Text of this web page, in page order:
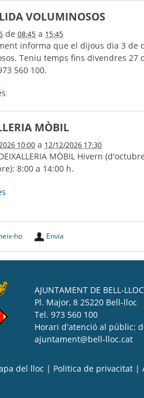
VOLUMINOSOS
de08:45 a 15:45
informa que el dijous dia 3 de
Teniu temps fins divendres
560 100.
MÒBIL
10:00 a 12/12/2026 17:30
MÒBIL Hivern
8:00 a 14:00 h.
ho Envia
AJUNTAMENT DE BELL-LLOC
Pl. Major, 8 25220 Bell-lloc
Tel. 973 560 100
Horari d'atenció al públic:
ajuntament@bell-lloc.cat
del lloc Politica de privacitat